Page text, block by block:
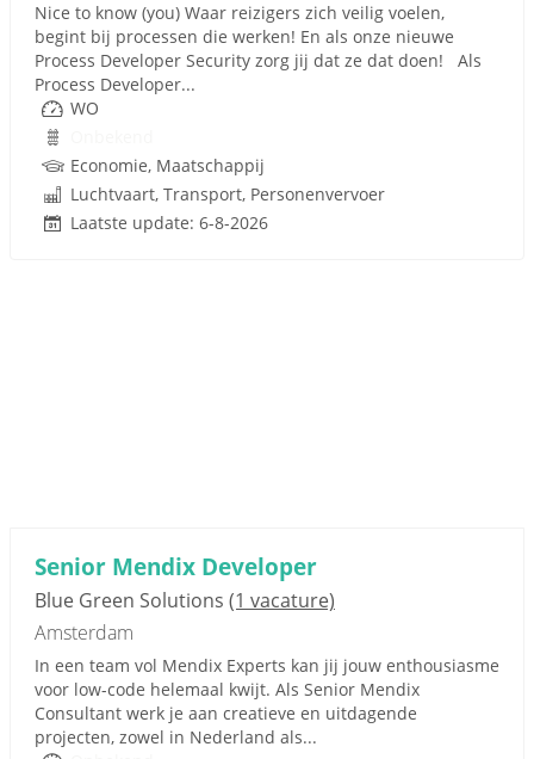
Nice to know (you) Waar reizigers zich veilig voelen,
begint bij processen die werken! En als onze nieuwe
Process Developer Security zorg jij dat ze dat doen! Als
Process Developer...
WO
Economie, Maatschappij
Luchtvaart, Transport, Personenvervoer
Laatste update: 6-8-2026
Senior Mendix Developer
Blue Green Solutions (1 vacature)
Amsterdam
In een team vol Mendix Experts kan jij jouw enthousiasme
voor low-code helemaal kwijt. Als Senior Mendix
Consultant werk je aan creatieve en uitdagende
projecten, zowel in Nederland als...